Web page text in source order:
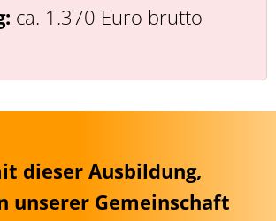
ca. 1.370 Euro brutto
dieser Ausbildung,
unserer Gemeinschaft